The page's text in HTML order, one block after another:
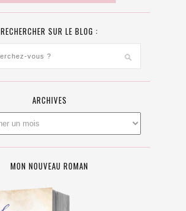
RECHERCHER SUR LE BLOG :
ARCHIVES
MON NOUVEAU ROMAN